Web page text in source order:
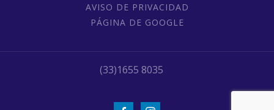
AVISO DE PRIVACIDAD
PÁGINA DE GOOGLE
(33)1655 8035